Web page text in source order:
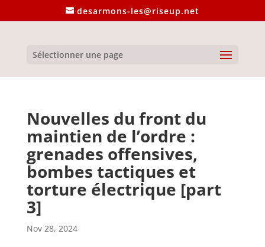
desarmons-les@riseup.net
Sélectionner une page
Nouvelles du front du
maintien de l’ordre :
grenades offensives,
bombes tactiques et
torture électrique [part
3]
Nov 28, 2024